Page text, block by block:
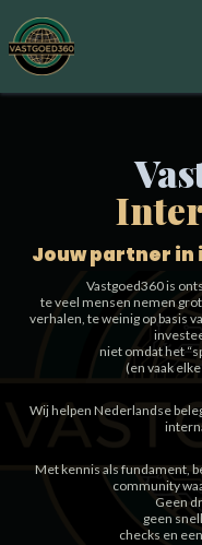
Jouw partner
Vastgoed360 is
te veel mensen nemen
verhalen, te weinig op basis
niet omdat het
(en vaak
Wij helpen Nederlandse
Met kennis als fundament,
community
Geen
geen
checks en